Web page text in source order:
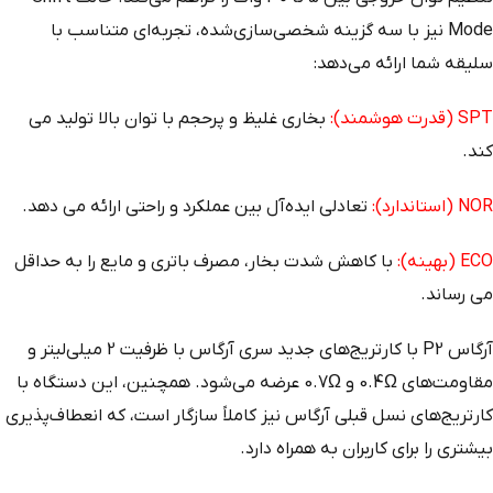
Mode نیز با سه گزینه شخصی‌سازی‌شده، تجربه‌ای متناسب با
سلیقه شما ارائه می‌دهد:
SPT (قدرت هوشمند):
بخاری غلیظ و پرحجم با توان بالا تولید می‌
کند.
NOR (استاندارد): تعادلی ایده‌آل بین عملکرد و راحتی ارائه می‌ دهد.
ECO (بهینه):
با کاهش شدت بخار، مصرف باتری و مایع را به حداقل
می‌ رساند.
آرگاس P2 با کارتریج‌های جدید سری آرگاس با ظرفیت 2 میلی‌لیتر و
مقاومت‌های 0.4Ω و 0.7Ω عرضه می‌شود. همچنین، این دستگاه با
کارتریج‌های نسل قبلی آرگاس نیز کاملاً سازگار است، که انعطاف‌پذیری
بیشتری را برای کاربران به همراه دارد.